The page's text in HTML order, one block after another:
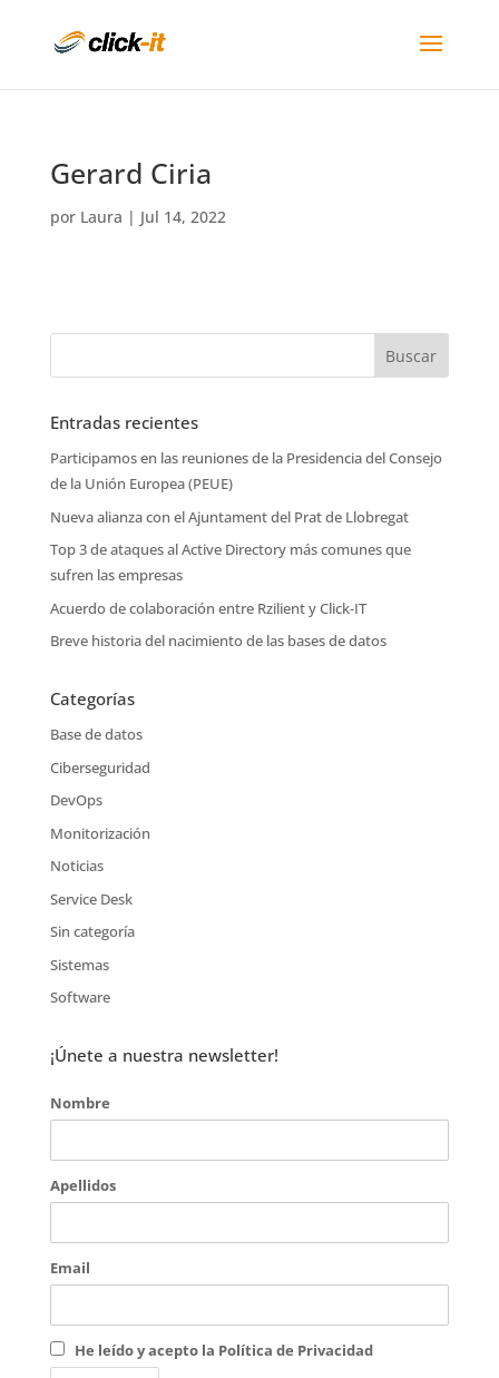
Gerard Ciria
por Laura | Jul 14, 2022
Entradas recientes
Participamos en las reuniones de la Presidencia del Consejo
de la Unión Europea (PEUE)
Nueva alianza con el Ajuntament del Prat de Llobregat
Top 3 de ataques al Active Directory más comunes que
sufren las empresas
Acuerdo de colaboración entre Rzilient y Click-IT
Breve historia del nacimiento de las bases de datos
Categorías
Base de datos
Ciberseguridad
DevOps
Monitorización
Noticias
Service Desk
Sin categoría
Sistemas
Software
¡Únete a nuestra newsletter!
Nombre
Apellidos
Email
He leído y acepto la Política de Privacidad